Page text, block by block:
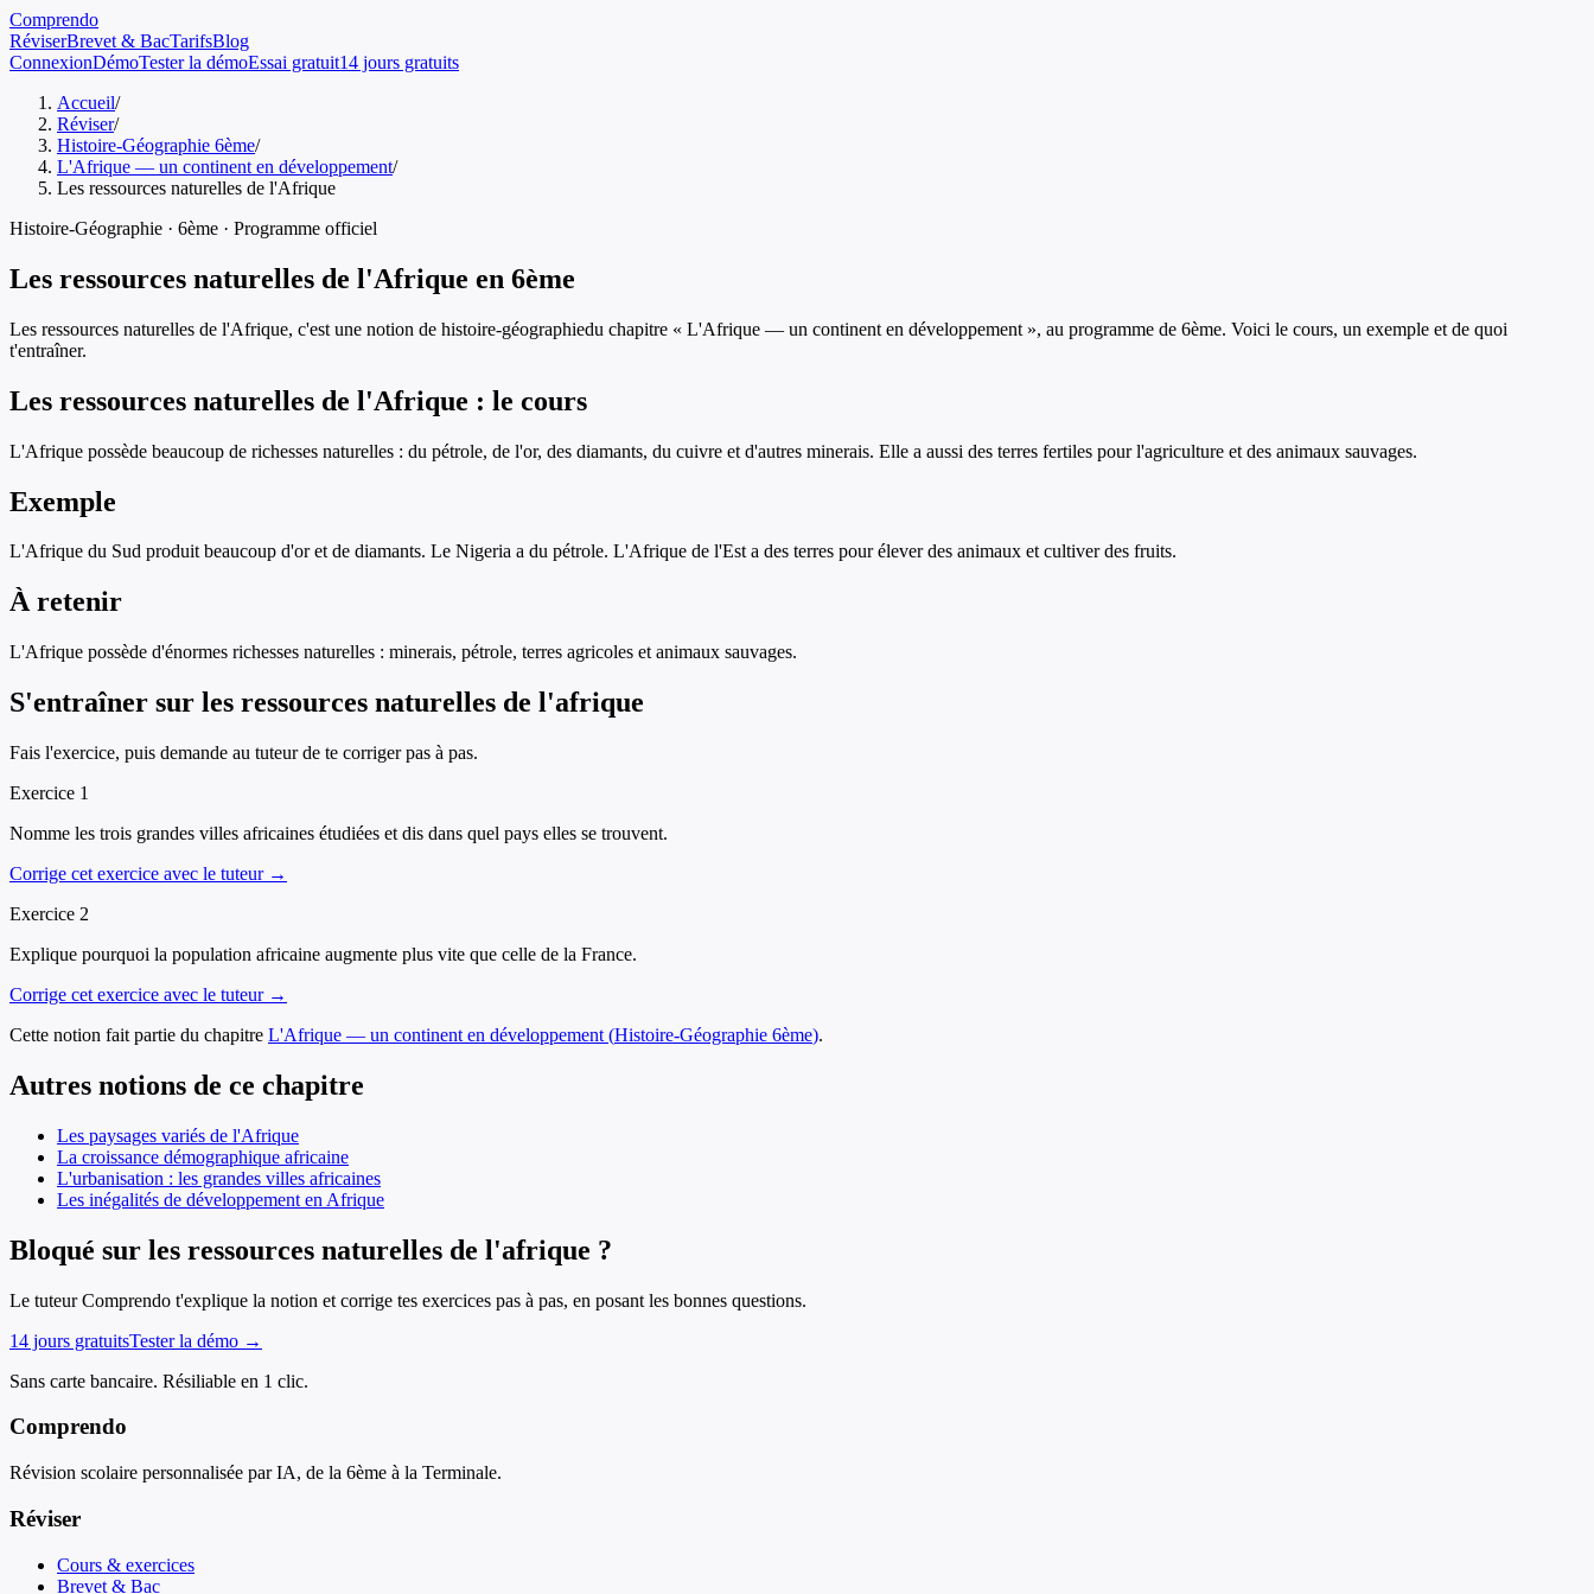
Comprendo
RéviserBrevet & BacTarifsBlog
ConnexionDémoTester la démoEssai gratuit14 jours gratuits
Accueil/
Réviser/
Histoire-Géographie 6ème/
L'Afrique — un continent en développement/
Les ressources naturelles de l'Afrique
Histoire-Géographie · 6ème · Programme officiel
Les ressources naturelles de l'Afrique en 6ème
Les ressources naturelles de l'Afrique, c'est une notion de histoire-géographiedu chapitre « L'Afrique — un continent en développement », au programme de 6ème. Voici le cours, un exemple et de quoi
t'entraîner.
Les ressources naturelles de l'Afrique : le cours
L'Afrique possède beaucoup de richesses naturelles : du pétrole, de l'or, des diamants, du cuivre et d'autres minerais. Elle a aussi des terres fertiles pour l'agriculture et des animaux sauvages.
Exemple
L'Afrique du Sud produit beaucoup d'or et de diamants. Le Nigeria a du pétrole. L'Afrique de l'Est a des terres pour élever des animaux et cultiver des fruits.
À retenir
L'Afrique possède d'énormes richesses naturelles : minerais, pétrole, terres agricoles et animaux sauvages.
S'entraîner sur les ressources naturelles de l'afrique
Fais l'exercice, puis demande au tuteur de te corriger pas à pas.
Exercice 1
Nomme les trois grandes villes africaines étudiées et dis dans quel pays elles se trouvent.
Corrige cet exercice avec le tuteur →
Exercice 2
Explique pourquoi la population africaine augmente plus vite que celle de la France.
Corrige cet exercice avec le tuteur →
Cette notion fait partie du chapitre L'Afrique — un continent en développement (Histoire-Géographie 6ème).
Autres notions de ce chapitre
Les paysages variés de l'Afrique
La croissance démographique africaine
L'urbanisation : les grandes villes africaines
Les inégalités de développement en Afrique
Bloqué sur les ressources naturelles de l'afrique ?
Le tuteur Comprendo t'explique la notion et corrige tes exercices pas à pas, en posant les bonnes questions.
14 jours gratuitsTester la démo →
Sans carte bancaire. Résiliable en 1 clic.
Comprendo
Révision scolaire personnalisée par IA, de la 6ème à la Terminale.
Réviser
Cours & exercices
Brevet & Bac